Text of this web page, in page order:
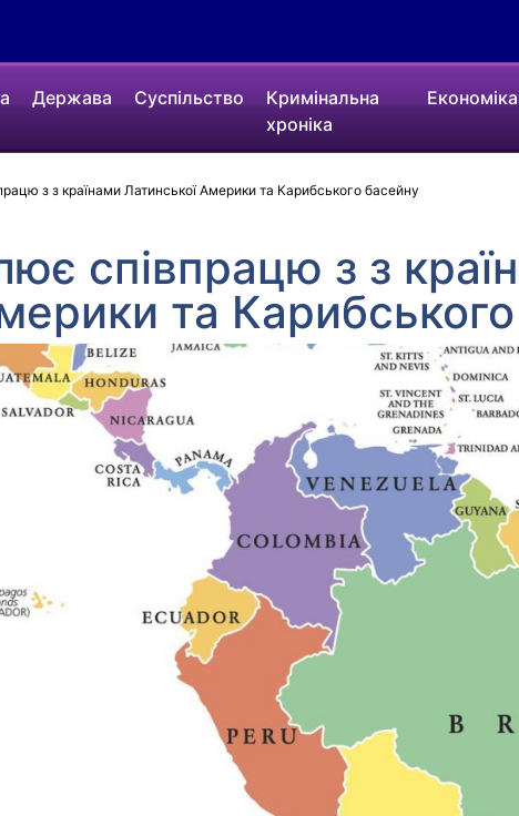
Держава Суспільство
Кримінальна
хроніка
Економіка
з з країнами Латинської Америки та Карибського басейну
співпрацю з з
та